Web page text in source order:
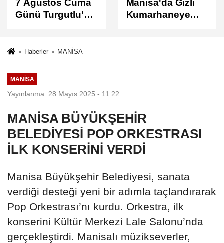
Manisa'da Gizli
Kumarhaneye
Polis Baskını
Turgutlu
Belediyespor'un
Fikstürü Belli
Haberler MANİSA
MANİSA
Yayınlanma: 28 Mayıs 2025 - 11:22
MANİSA BÜYÜKŞEHİR
BELEDİYESİ POP ORKESTRASI
İLK KONSERİNİ VERDİ
Manisa Büyükşehir Belediyesi, sanata
verdiği desteği yeni bir adımla taçlandırarak
Pop Orkestrası’nı kurdu. Orkestra, ilk
konserini Kültür Merkezi Lale Salonu’nda
gerçekleştirdi. Manisalı müzikseverler,